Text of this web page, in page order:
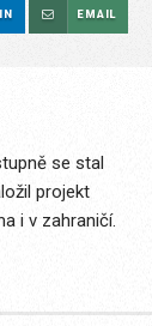
EMAIL
se stal
projekt
i v zahraničí.